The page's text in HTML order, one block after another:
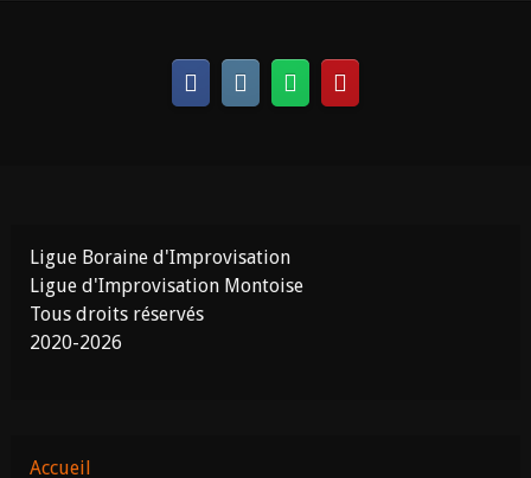
Ligue Boraine d'Improvisation
Ligue d'Improvisation Montoise
Tous droits réservés
2020-2026
Accueil